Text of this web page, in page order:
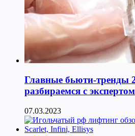
Главные бьюти-тренды
разбираемся с экспертом
07.03.2023